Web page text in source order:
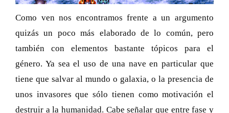
Como ven nos encontramos frente a un argumento
quizás un poco más elaborado de lo común, pero
también con elementos bastante tópicos para el
género. Ya sea el uso de una nave en particular que
tiene que salvar al mundo o galaxia, o la presencia de
unos invasores que sólo tienen como motivación el
destruir a la humanidad. Cabe señalar que entre fase y